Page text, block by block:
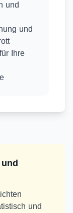
und
und
Ihre
und